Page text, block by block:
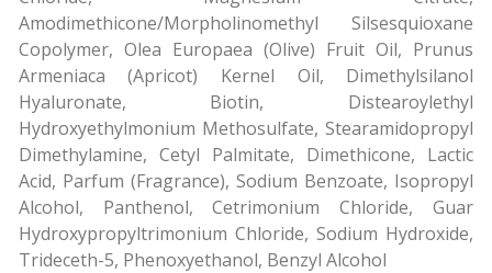
Amodimethicone/Morpholinomethyl Silsesquioxane
Copolymer, Olea Europaea (Olive) Fruit Oil, Prunus
Armeniaca (Apricot) Kernel Oil, Dimethylsilanol
Hyaluronate, Biotin, Distearoylethyl
Hydroxyethylmonium Methosulfate, Stearamidopropyl
Dimethylamine, Cetyl Palmitate, Dimethicone, Lactic
Acid, Parfum (Fragrance), Sodium Benzoate, Isopropyl
Alcohol, Panthenol, Cetrimonium Chloride, Guar
Hydroxypropyltrimonium Chloride, Sodium Hydroxide,
Trideceth-5, Phenoxyethanol, Benzyl Alcohol